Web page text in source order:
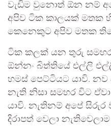
වැඩිම වුනොත් ඕන නම්
අපිව ටික කාලයක් මතක
කෙනෙකුට අපිව මතක
ටික කලක් යන තුරු
ඕන්නං බිත්තියේ එල්ලි
හමස් පෙට්ටියට යාවි.
නැති නිසා සමහර විට
යාවි. නැතිනම් අපේ සිරුර
දිරාපත් වෙලා නැතිවෙලාම